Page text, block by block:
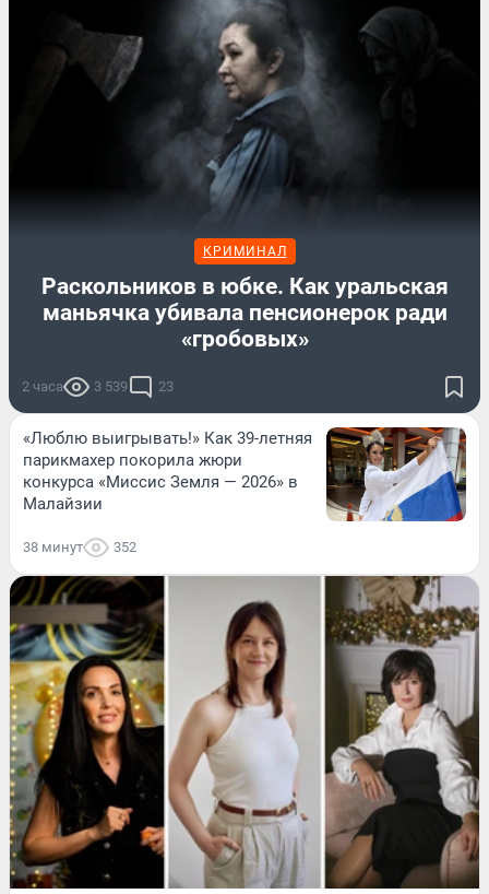
КРИМИНАЛ
Раскольников в юбке. Как уральская
маньячка убивала пенсионерок ради
«гробовых»
2 часа 3 539 23
«Люблю выигрывать!» Как 39-летняя
парикмахер покорила жюри
конкурса «Миссис Земля — 2026» в
Малайзии
38 минут 352